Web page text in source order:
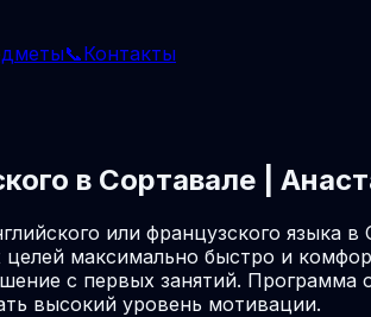
📞Контакты
в Сортавале |
или французского языка
максимально быстро и
с первых занятий. Программа
высокий уровень мотивации.